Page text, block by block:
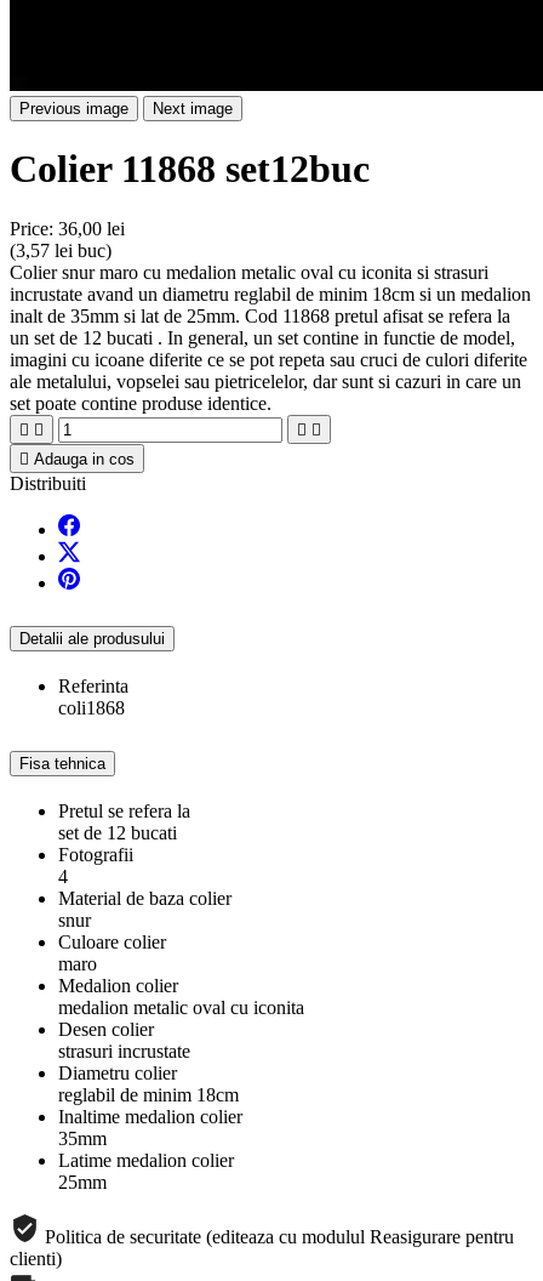
Previous image Next image
Colier 11868 set12buc
Price: 36,00 lei
(3,57 lei buc)
Colier snur maro cu medalion metalic oval cu iconita si strasuri
incrustate avand un diametru reglabil de minim 18cm si un medalion
inalt de 35mm si lat de 25mm. Cod 11868 pretul afisat se refera la
un set de 12 bucati . In general, un set contine in functie de model,
imagini cu icoane diferite ce se pot repeta sau cruci de culori diferite
ale metalului, vopselei sau pietricelelor, dar sunt si cazuri in care un
set poate contine produse identice.
   
 Adauga in cos
Distribuiti
Detalii ale produsului
Referinta
coli1868
Fisa tehnica
Pretul se refera la
set de 12 bucati
Fotografii
4
Material de baza colier
snur
Culoare colier
maro
Medalion colier
medalion metalic oval cu iconita
Desen colier
strasuri incrustate
Diametru colier
reglabil de minim 18cm
Inaltime medalion colier
35mm
Latime medalion colier
25mm
Politica de securitate (editeaza cu modulul Reasigurare pentru
clienti)